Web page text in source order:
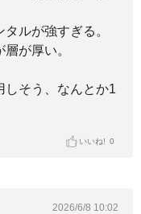
ルが強すぎる。
が厚い。
そう、なんとか1
いいね! 0
2026/6/8 10:02